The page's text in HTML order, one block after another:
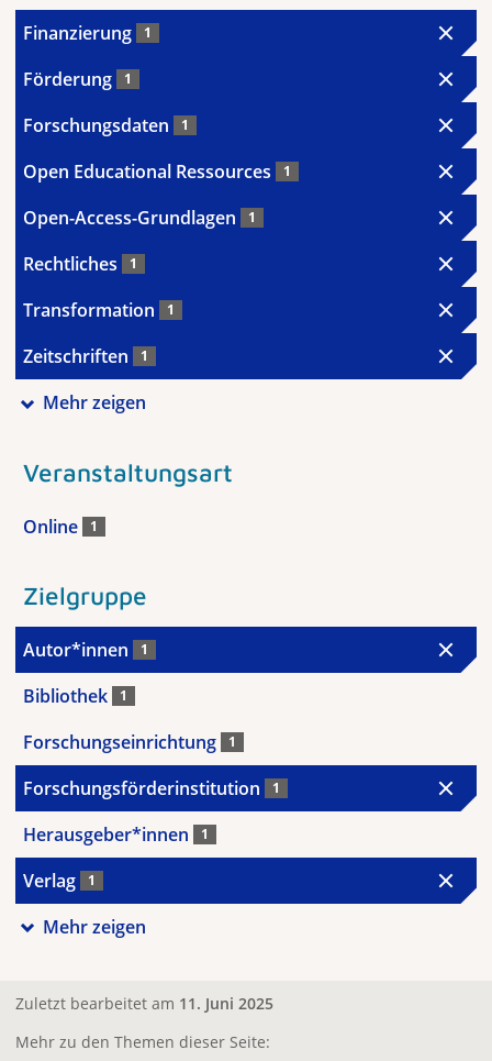
Finanzierung 1
Förderung 1
Forschungsdaten 1
Open Educational Ressources 1
Open-Access-Grundlagen 1
Rechtliches 1
Transformation 1
Zeitschriften 1
Mehr zeigen
Veranstaltungsart
Online 1
Zielgruppe
Autor*innen 1
Bibliothek 1
Forschungseinrichtung 1
Forschungsförderinstitution 1
Herausgeber*innen 1
Verlag 1
Mehr zeigen
Zuletzt bearbeitet am 11. Juni 2025
Mehr zu den Themen dieser Seite: